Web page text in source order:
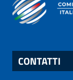
CONTATTI